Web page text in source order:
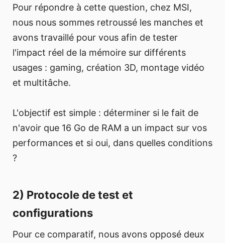
Pour répondre à cette question, chez MSI,
nous nous sommes retroussé les manches et
avons travaillé pour vous afin de tester
l'impact réel de la mémoire sur différents
usages : gaming, création 3D, montage vidéo
et multitâche.
L'objectif est simple : déterminer si le fait de
n'avoir que 16 Go de RAM a un impact sur vos
performances et si oui, dans quelles conditions
?
2) Protocole de test et
configurations
Pour ce comparatif, nous avons opposé deux